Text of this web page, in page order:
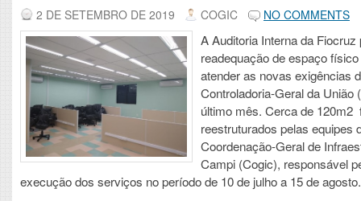
2 DE SETEMBRO DE 2019 COGIC NO COMMENTS
A Auditoria Interna da Fiocruz
readequação de espaço
atender as novas exigências
Controladoria-Geral da União
último mês. Cerca de 120m2
reestruturados pelas equipes
Coordenação-Geral de
Campi (Cogic), responsável
execução dos serviços no período de 10 de julho a 15 de agosto.